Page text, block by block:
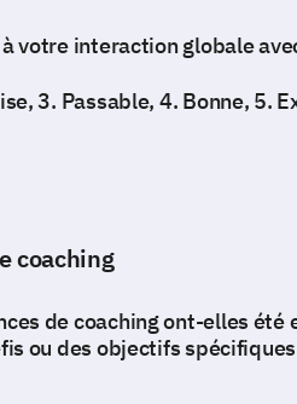
votre interaction globale
3. Passable, 4. Bonne, 5.
coaching
de coaching ont-elles été
ou des objectifs